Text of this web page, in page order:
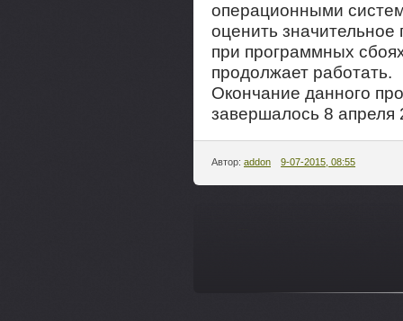
операционными
оценить
при программных
продолжает работать.
Окончание данного
завершалось 8 апреля
Автор: addon 9-07-2015, 08:55